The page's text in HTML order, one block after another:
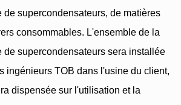
de supercondensateurs, de matières
consommables. L'ensemble de la
de supercondensateurs sera installée
ingénieurs TOB dans l'usine du client,
dispensée sur l'utilisation et la